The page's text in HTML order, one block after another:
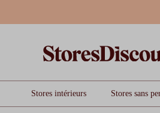
Stores intérieurs Stores sans